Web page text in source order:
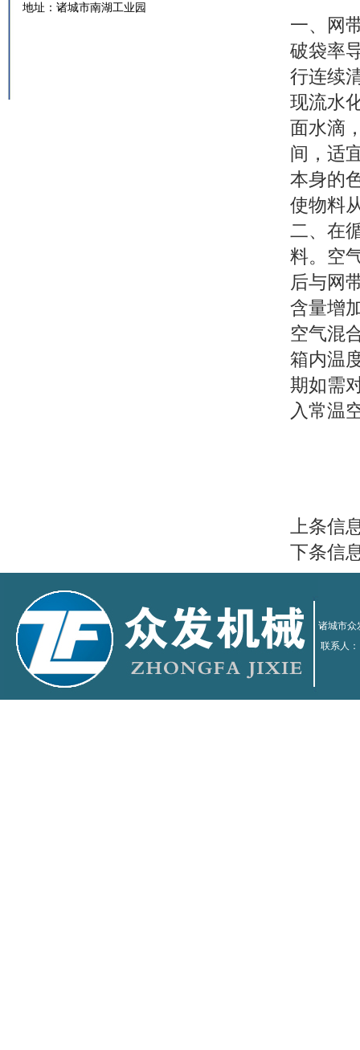
地址：诸城市南湖工业园
一、网
破袋率
行连续
现流水
面水滴
间，适
本身的
使物料
二、在
料。空
后与网
含量增
空气混
箱内温
期如需
入常温
上条信
下条信
诸城市
联系人